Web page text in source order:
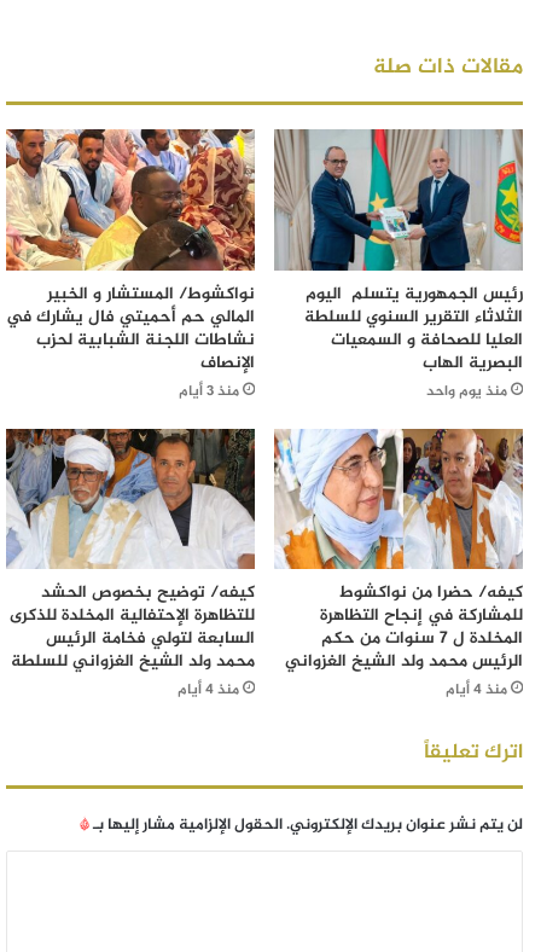
مقالات ذات صلة
رئيس الجمهورية يتسلم اليوم
الثلاثاء التقرير السنوي للسلطة
العليا للصحافة و السمعيات
البصرية الهاب
منذ يوم واحد
نواكشوط/ المستشار و الخبير
المالي حم أحميتي فال يشارك في
نشاطات اللجنة الشبابية لحزب
الإنصاف
منذ 3 أيام
كيفه/ حضرا من نواكشوط
للمشاركة في إنجاح التظاهرة
المخلدة ل 7 سنوات من حكم
الرئيس محمد ولد الشيخ الغزواني
منذ 4 أيام
كيفه/ توضيح بخصوص الحشد
للتظاهرة الإحتفالية المخلدة للذكرى
السابعة لتولي فخامة الرئيس
محمد ولد الشيخ الغزواني للسلطة
منذ 4 أيام
اترك تعليقاً
لن يتم نشر عنوان بريدك الإلكتروني.الحقول الإلزامية مشار إليها بـ*